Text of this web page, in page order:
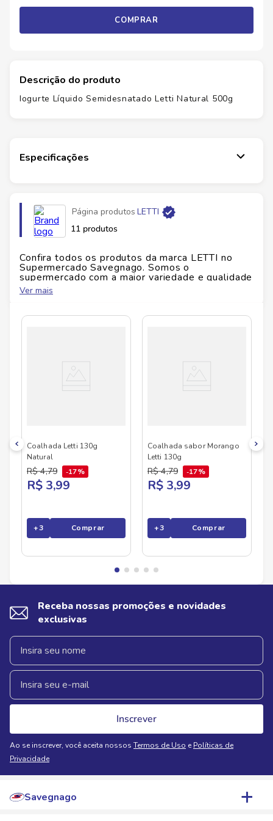
COMPRAR
Descrição do produto
Iogurte Líquido Semidesnatado Letti Natural 500g
Especificações
Página produtos LETTI
11 produtos
Confira todos os produtos da marca LETTI no
Supermercado Savegnago. Somos o
supermercado com a maior variedade e qualidade
do Brasil!
de produtos LETTI, confira abaixo:
Ver mais
Coalhada Letti 130g
Natural
R$ 4,79 17%
R$ 3,99
+3 Comprar
Coalhada sabor Morango
Letti 130g
R$ 4,79 17%
R$ 3,99
+3 Comprar
Receba nossas promoções e novidades
exclusivas
Inscrever
Ao se inscrever, você aceita nossos Termos de Uso e Políticas de
Privacidade
Savegnago